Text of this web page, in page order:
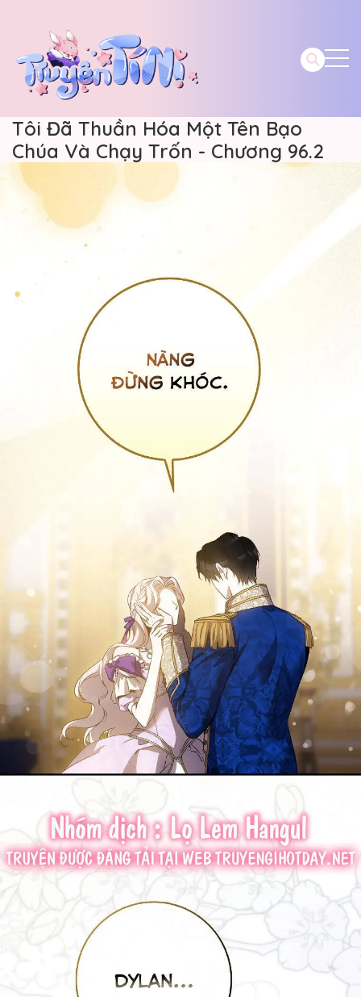
Tôi Đã Thuần Hóa Một Tên Bạo
Chúa Và Chạy Trốn - Chương 96.2